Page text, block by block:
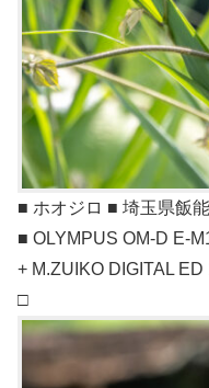
■ ホオジロ ■ 埼玉県飯
■ OLYMPUS OM-D E-
+ M.ZUIKO DIGITAL
□